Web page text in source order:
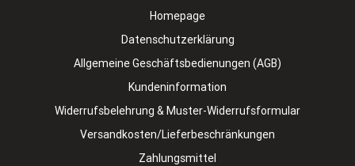
Homepage
Datenschutzerklärung
Allgemeine Geschäftsbedienungen (AGB)
Kundeninformation
Widerrufsbelehrung & Muster-Widerrufsformular
Versandkosten/Lieferbeschränkungen
Zahlungsmittel